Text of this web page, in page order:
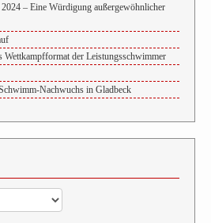
– Eine Würdigung außergewöhnlicher
Wettkampfformat der Leistungsschwimmer
Nachwuchs in Gladbeck